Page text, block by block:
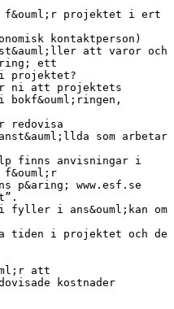
f&ouml;r projektet i ert
kontaktperson)
att varor och
ett
projektet?
ni att projektets
bokf&ouml;ringen,
redovisa
som arbetar
finns anvisningar i
p&aring; www.esf.se
fyller i ans&ouml;kan om
tiden i projektet och de
att
kostnader